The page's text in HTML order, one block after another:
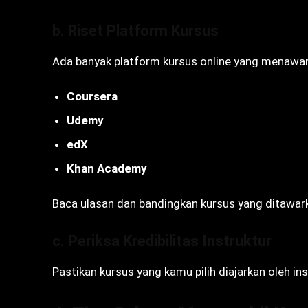
Ada banyak platform kursus online yang
Coursera
Udemy
edX
Khan Academy
Baca ulasan dan bandingkan kursus yang
Pastikan kursus yang kamu pilih diajarkan oleh